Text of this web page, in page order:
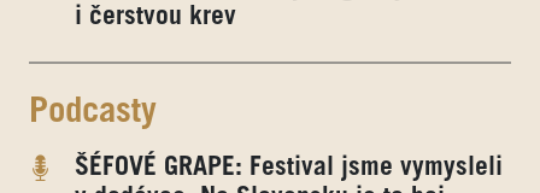
i čerstvou krev
Podcasty
ŠÉFOVÉ GRAPE: Festival jsme vymysleli